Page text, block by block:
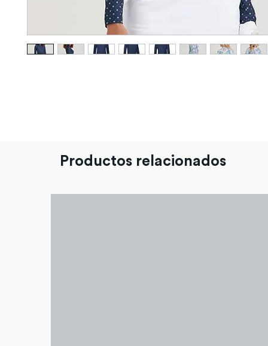
Productos relacionados